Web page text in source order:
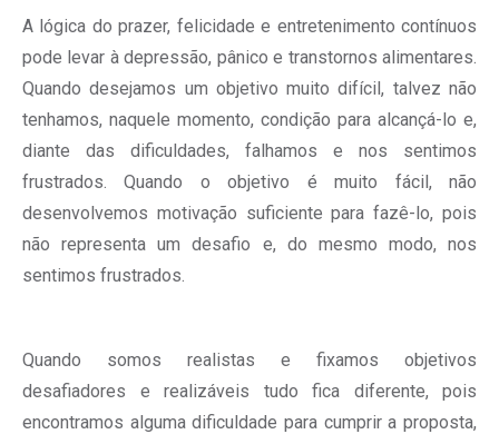
A lógica do prazer, felicidade e entretenimento contínuos
pode levar à depressão, pânico e transtornos alimentares.
Quando desejamos um objetivo muito difícil, talvez não
tenhamos, naquele momento, condição para alcançá-lo e,
diante das dificuldades, falhamos e nos sentimos
frustrados. Quando o objetivo é muito fácil, não
desenvolvemos motivação suficiente para fazê-lo, pois
não representa um desafio e, do mesmo modo, nos
sentimos frustrados.
Quando somos realistas e fixamos objetivos
desafiadores e realizáveis tudo fica diferente, pois
encontramos alguma dificuldade para cumprir a proposta,